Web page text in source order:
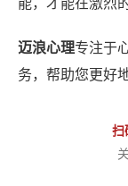
能，才能在激烈
迈浪心理专注于
务，帮助您更好
扫